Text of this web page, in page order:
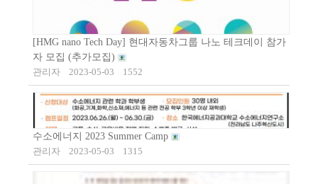
[HMG nano Tech Day] 현대자동차그룹 나노 테크데이 참가
자 모집 (추가모집)
관리자
2023-05-03 1552
수소에너지 2023 Summer Camp
관리자
2023-05-03 1315